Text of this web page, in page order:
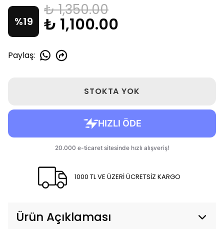
%19
₺ 1,350.00
₺ 1,100.00
Paylaş:
STOKTA YOK
1000 TL VE ÜZERİ ÜCRETSİZ KARGO
Ürün Açıklaması